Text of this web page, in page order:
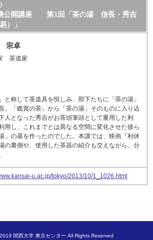
公開講座 第1回「茶の湯 信長・秀吉
）」
宗卓
茶道家
と称して茶道具を悦しみ、部下たちに「茶の湯」
。「鑑賞の茶」から「茶の湯」そのものに入り込
人となった秀吉がお茶頭筆頭として重用した利
用し、これまでとは異なる空間に変化させた彼ら
」の基を作ったのでした。本講では、映画 『利休
の裏側や、使用した茶器の紹介も交えながら、分
u.ac.jp/tokyo/2013/10/1_1026.html
関西大学 東京センター All Rights Reserved